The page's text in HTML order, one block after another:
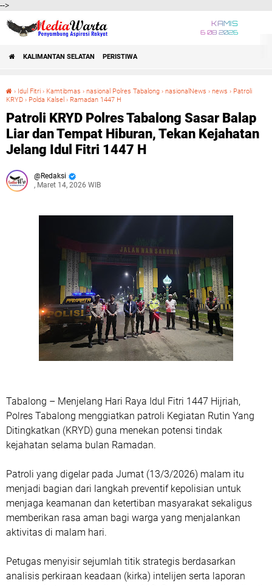
-->
KAMIS
6 08 2026
KALIMANTAN SELATAN PERISTIWA
› Idul Fitri › Kamtibmas › nasional Polres Tabalong › nasionalNews › news › Patroli
KRYD › Polda Kalsel › Ramadan 1447 H
Patroli KRYD Polres Tabalong Sasar Balap
Liar dan Tempat Hiburan, Tekan Kejahatan
Jelang Idul Fitri 1447 H
Redaksi
, Maret 14, 2026 WIB
Tabalong – Menjelang Hari Raya Idul Fitri 1447 Hijriah,
Polres Tabalong menggiatkan patroli Kegiatan Rutin Yang
Ditingkatkan (KRYD) guna menekan potensi tindak
kejahatan selama bulan Ramadan.
Patroli yang digelar pada Jumat (13/3/2026) malam itu
menjadi bagian dari langkah preventif kepolisian untuk
menjaga keamanan dan ketertiban masyarakat sekaligus
memberikan rasa aman bagi warga yang menjalankan
aktivitas di malam hari.
Petugas menyisir sejumlah titik strategis berdasarkan
analisis perkiraan keadaan (kirka) intelijen serta laporan